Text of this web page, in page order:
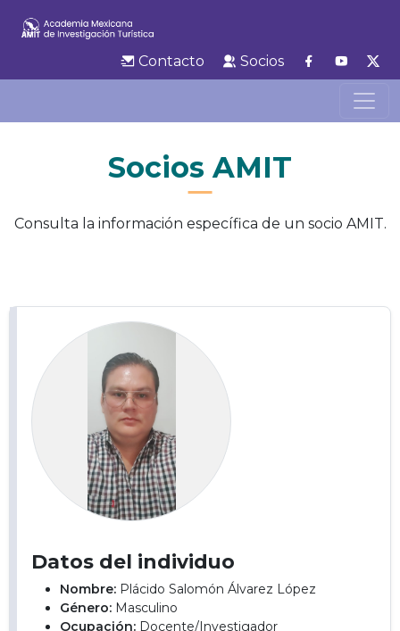
Contacto Socios
Socios AMIT
Consulta la información específica de un socio AMIT.
Datos del individuo
Nombre: Plácido Salomón Álvarez López
Género: Masculino
Ocupación: Docente/Investigador